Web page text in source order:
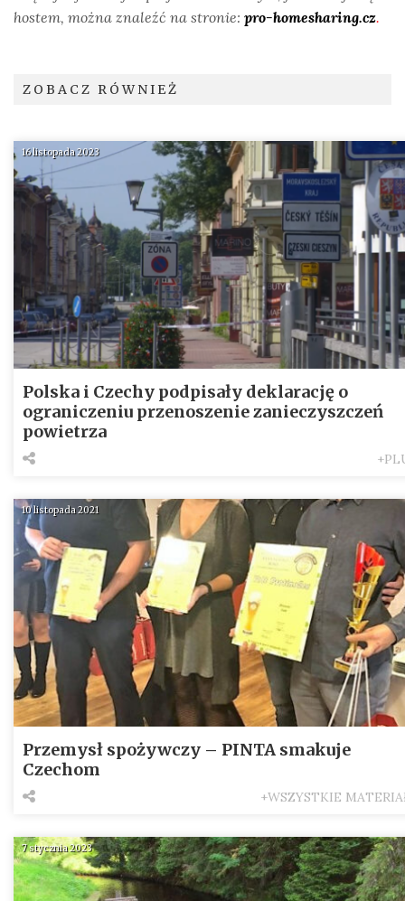
hostem, można znaleźć na stronie: pro-homesharing.cz.
ZOBACZ RÓWNIEŻ
16 listopada 2023
Polska i Czechy podpisały deklarację o
ograniczeniu przenoszenie zanieczyszczeń
powietrza
10 listopada 2021
Przemysł spożywczy – PINTA smakuje
Czechom
+WSZYSTKIE
7 stycznia 2023